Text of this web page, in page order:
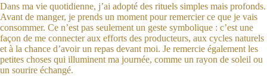
Dans ma vie quotidienne, j’ai adopté des rituels simples mais profonds.
Avant de manger, je prends un moment pour remercier ce que je vais
consommer. Ce n’est pas seulement un geste symbolique : c’est une
façon de me connecter aux efforts des producteurs, aux cycles naturels
et à la chance d’avoir un repas devant moi. Je remercie également les
petites choses qui illuminent ma journée, comme un rayon de soleil ou
un sourire échangé.